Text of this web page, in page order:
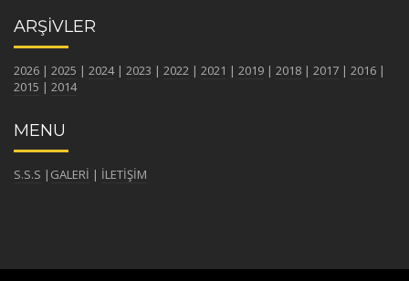
ARŞİVLER
2026 | 2025 | 2024| 2023 | 2022 | 2021 | 2019 | 2018 | 2017 | 2016 |
2015 | 2014
MENU
S.S.S | GALERİ | İLETİŞİM